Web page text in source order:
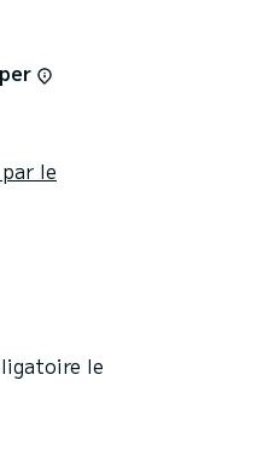
bain .
par un
le
le